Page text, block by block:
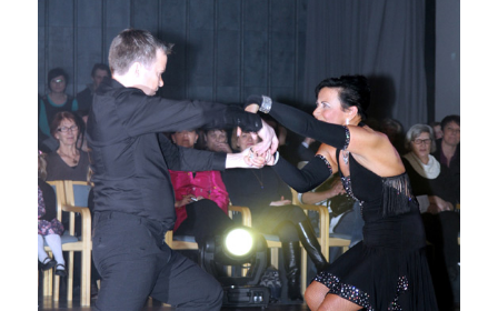
Erkki Tallgren ja Aila-Kaija
Hjulberg